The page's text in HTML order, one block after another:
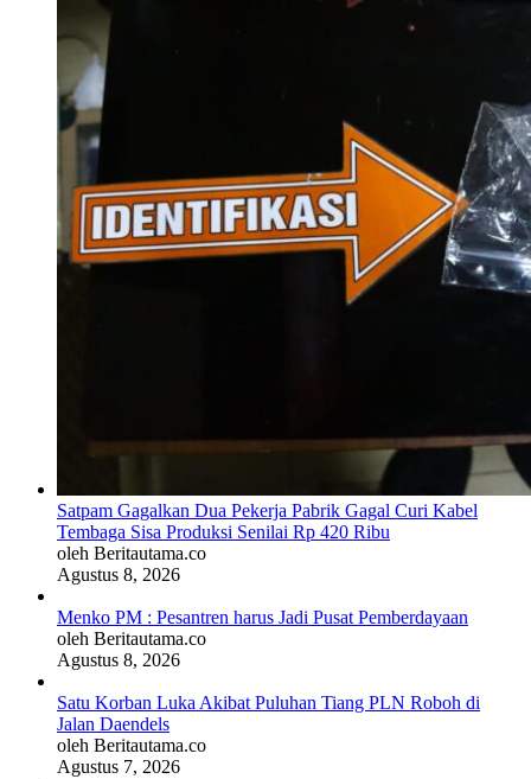
Satpam Gagalkan Dua Pekerja Pabrik Gagal Curi Kabel
Tembaga Sisa Produksi Senilai Rp 420 Ribu
oleh Beritautama.co
Agustus 8, 2026
Menko PM : Pesantren harus Jadi Pusat Pemberdayaan
oleh Beritautama.co
Agustus 8, 2026
Satu Korban Luka Akibat Puluhan Tiang PLN Roboh di
Jalan Daendels
oleh Beritautama.co
Agustus 7, 2026